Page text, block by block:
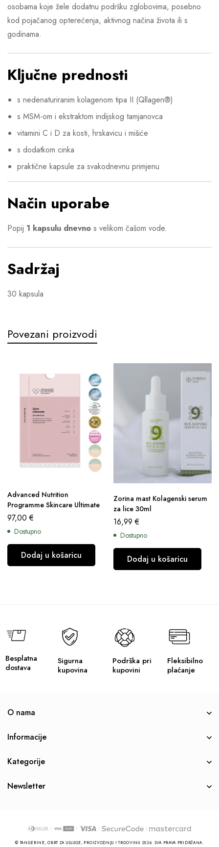
osobama koje žele dodatnu podršku zglobovima, posebno
kod pojačanog opterećenja, aktivnog načina života ili s
godinama.
Ključne prednosti
s nedenaturiranim kolagenom tipa II (Qllagen®)
s MSM-om i ekstraktom indijskog tamjanovca
vitamini C i D za kosti, hrskavicu i mišiće
s dodatkom cinka
praktične kapsule za svakodnevnu primjenu
Način uporabe
Popij 1 kapsulu dnevno s velikom čašom vode.
Sadržaj
30 kapsula
Povezani proizvodi
Advanced Nutrition
Programme Skincare Ultimate
97,00€
Dostupno
Dodaj u košaricu
Zorina mast Kolagenski serum
za lice 30ml
16,99€
Dostupno
Dodaj u košaricu
Besplatna
dostava
Sigurna
kupovina
Podrška pri
kupovini
Fleksibilno
plaćanje
O nama
Informacije
Kategorije
Newsletter
© TANGERINE, OBRT ZA USLUGE, PROIZVODNJU I TRGOVINU 2026. SVA PRAVA PRIDRŽANA.